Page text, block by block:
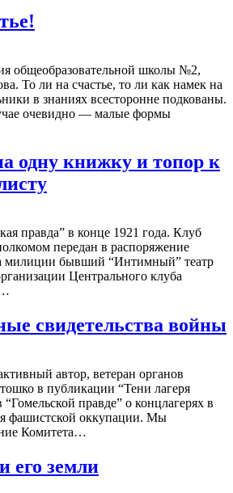
общеобразовательной школы №2,
То ли на счастье, то ли как намек на
в знаниях все­сторонне подкованы.
очевидно — малые формы
одну книжку и топор к
правда” в конце 1921 года. Клуб
передан в распоряжение
милиции бывший “Интимный” театр
Центрального клуба
свидетельства войны
автор, ветеран органов
в публикации “Тени лагеря
“Гомельской правде” о концлагерях в
фашистской оккупации. Мы
Комитета…
его земли